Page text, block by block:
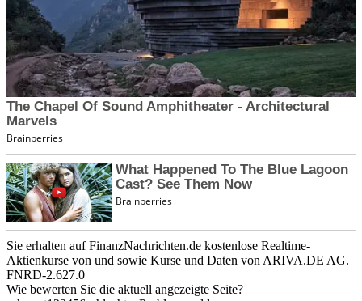
Sie erhalten auf FinanzNachrichten.de kostenlose Realtime-
Aktienkurse von und sowie Kurse und Daten von ARIVA.DE AG.
FNRD-2.627.0
Wie bewerten Sie die aktuell angezeigte Seite?